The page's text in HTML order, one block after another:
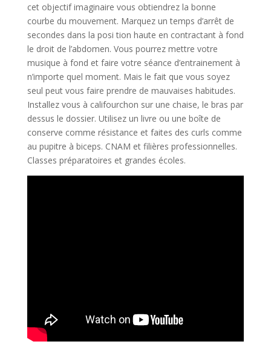
cet objectif imaginaire vous obtiendrez la bonne
courbe du mouvement. Marquez un temps d’arrêt de
secondes dans la posi tion haute en contractant à fond
le droit de l’abdomen. Vous pourrez mettre votre
musique à fond et faire votre séance d’entrainement à
n’importe quel moment. Mais le fait que vous soyez
seul peut vous faire prendre de mauvaises habitudes.
Installez vous à califourchon sur une chaise, le bras par
dessus le dossier. Utilisez un livre ou une boîte de
conserve comme résistance et faites des curls comme
au pupitre à biceps. CNAM et filières professionnelles.
Classes préparatoires et grandes écoles.